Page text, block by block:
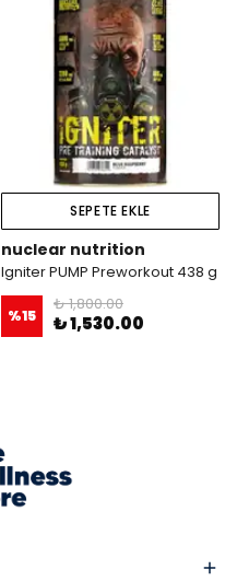
SEPETE EKLE
nuclear nutrition
Igniter PUMP Preworkout 438 g
%15
₺ 1,800.00
₺ 1,530.00